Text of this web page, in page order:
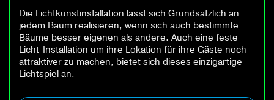
Die Lichtkunstinstallation lässt sich Grundsätzlich an
jedem Baum realisieren, wenn sich auch bestimmte
Bäume besser eigenen als andere. Auch eine feste
Licht-Installation um ihre Lokation für ihre Gäste noch
attraktiver zu machen, bietet sich dieses einzigartige
Lichtspiel an.